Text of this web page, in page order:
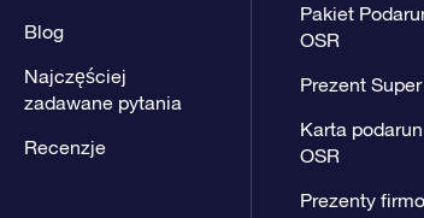
Blog
Najczęściej
zadawane pytania
Recenzje
Pakiet
OSR
Prezent
Karta
OSR
Prezenty